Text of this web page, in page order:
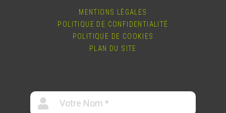
MENTIONS LÉGALES
POLITIQUE DE CONFIDENTIALITÉ
POLITIQUE DE COOKIES
PLAN DU SITE